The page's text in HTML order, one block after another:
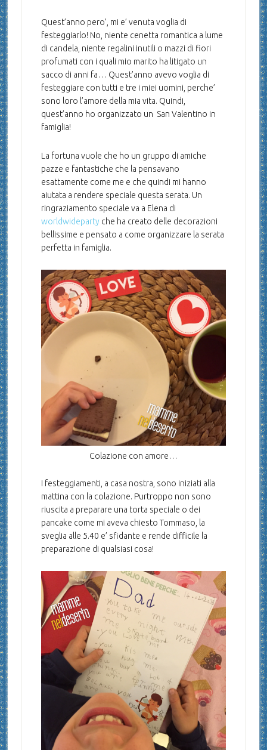
Quest’anno pero’, mi e’ venuta voglia di
festeggiarlo! No, niente cenetta romantica a lume
di candela, niente regalini inutili o mazzi di fiori
profumati con i quali mio marito ha litigato un
sacco di anni fa… Quest’anno avevo voglia di
festeggiare con tutti e tre i miei uomini, perche’
sono loro l’amore della mia vita. Quindi,
quest’anno ho organizzato un San Valentino in
famiglia!
La fortuna vuole che ho un gruppo di amiche
pazze e fantastiche che la pensavano
esattamente come me e che quindi mi hanno
aiutata a rendere speciale questa serata. Un
ringraziamento speciale va a Elena di
worldwidepartyche ha creato delle decorazioni
bellissime e pensato a come organizzare la serata
perfetta in famiglia.
Colazione con amore…
I festeggiamenti, a casa nostra, sono iniziati alla
mattina con la colazione. Purtroppo non sono
riuscita a preparare una torta speciale o dei
pancake come mi aveva chiesto Tommaso, la
sveglia alle 5.40 e’ sfidante e rende difficile la
preparazione di qualsiasi cosa!